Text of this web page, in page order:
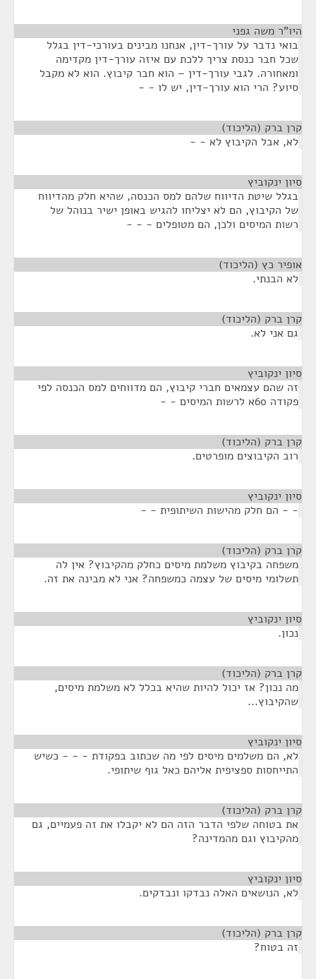
היו"ר משה גפני
בואי נדבר על עורך-דין, אנחנו מבינים בעורכי-דין בגלל
שכל חבר כנסת צריך ללכת עם איזה עורך-דין מקדימה
ומאחורה. לגבי עורך-דין – הוא חבר קיבוץ. הוא לא מקבל
סיוע? הרי הוא עורך-דין, יש לו - -
קרן ברק (הליכוד)
לא, אבל הקיבוץ לא - -
סיון ינקוביץ
בגלל שיטת הדיווח שלהם למס הכנסה, שהיא חלק מהדיווח
של הקיבוץ, הם לא יצליחו להגיש באופן ישיר בנוהל של
רשות המיסים ולכן, הם מטופלים - - -
אופיר כץ (הליכוד)
לא הבנתי.
קרן ברק (הליכוד)
גם אני לא.
סיון ינקוביץ
זה שהם עצמאים חברי קיבוץ, הם מדווחים למס הכנסה לפי
פקודה 60א לרשות המיסים - -
קרן ברק (הליכוד)
רוב הקיבוצים מופרטים.
סיון ינקוביץ
- - הם חלק מהישות השיתופית - -
קרן ברק (הליכוד)
משפחה בקיבוץ משלמת מיסים כחלק מהקיבוץ? אין לה
תשלומי מיסים של עצמה כמשפחה? אני לא מבינה את זה.
סיון ינקוביץ
נכון.
קרן ברק (הליכוד)
מה נכון? אז יכול להיות שהיא בכלל לא משלמת מיסים,
שהקיבוץ...
סיון ינקוביץ
לא, הם משלמים מיסים לפי מה שכתוב בפקודת - - - כשיש
התייחסות ספציפית אליהם כאל גוף שיתופי.
קרן ברק (הליכוד)
את בטוחה שלפי הדבר הזה הם לא יקבלו את זה פעמיים, גם
מהקיבוץ וגם מהמדינה?
סיון ינקוביץ
לא, הנושאים האלה נבדקו ונבדקים.
קרן ברק (הליכוד)
זה בטוח?